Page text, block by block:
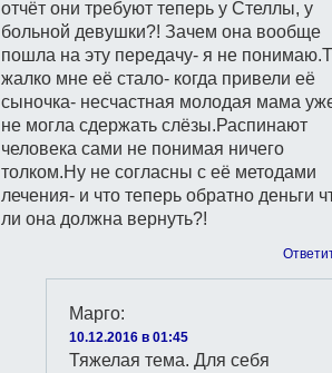
отчёт они требуют теперь у Стеллы, у
больной девушки?! Зачем она вообще
пошла на эту передачу- я не
жалко мне её стало- когда привели её
сыночка- несчастная молодая мама
не могла сдержать слёзы.Распинают
человека сами не понимая ничего
толком.Ну не согласны с её методами
лечения- и что теперь обратно деньги
ли она должна вернуть?!
Марго:
10.12.2016 в 01:45
Тяжелая тема. Для себя